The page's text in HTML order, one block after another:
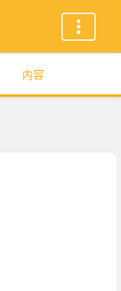
内容